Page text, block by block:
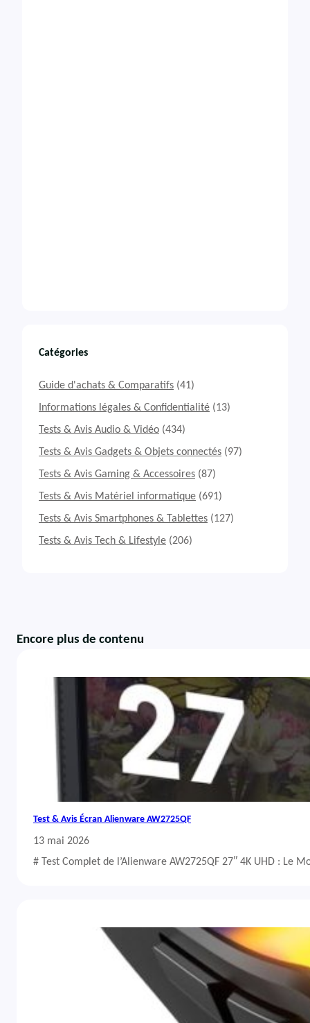
Catégories
Guide d'achats & Comparatifs (41)
Informations légales & Confidentialité (13)
Tests & Avis Audio & Vidéo (434)
Tests & Avis Gadgets & Objets connectés (97)
Tests & Avis Gaming & Accessoires (87)
Tests & Avis Matériel informatique (691)
Tests & Avis Smartphones & Tablettes (127)
Tests & Avis Tech & Lifestyle (206)
Encore plus de contenu
Test & Avis Écran Alienware AW2725QF
13 mai 2026
# Test Complet de l’Alienware AW2725QF 27″ 4K UHD : Le